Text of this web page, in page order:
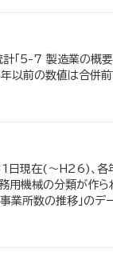
計「5-7 製造業の概
以前の数値は合併前
日現在(～H26)、
機械の分類が作ら
所数の推移」のデー